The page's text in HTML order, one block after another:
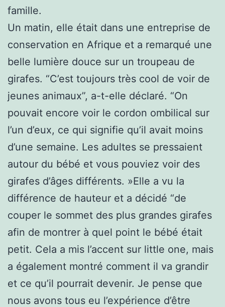
famille.
Un matin, elle était dans une entreprise de
conservation en Afrique et a remarqué une
belle lumière douce sur un troupeau de
girafes. “C’est toujours très cool de voir de
jeunes animaux”, a-t-elle déclaré. “On
pouvait encore voir le cordon ombilical sur
l’un d’eux, ce qui signifie qu’il avait moins
d’une semaine. Les adultes se pressaient
autour du bébé et vous pouviez voir des
girafes d’âges différents. »Elle a vu la
différence de hauteur et a décidé “de
couper le sommet des plus grandes girafes
afin de montrer à quel point le bébé était
petit. Cela a mis l’accent sur little one, mais
a également montré comment il va grandir
et ce qu’il pourrait devenir. Je pense que
nous avons tous eu l’expérience d’être